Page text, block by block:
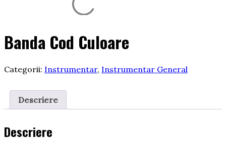
Banda Cod Culoare
Categorii: Instrumentar, Instrumentar General
Descriere
Descriere